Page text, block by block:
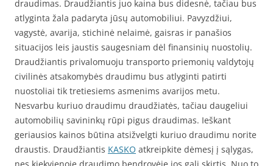
draudimas. Draudžiantis juo kaina bus didesnė, tačiau bus
atlyginta žala padaryta jūsų automobiliui. Pavyzdžiui,
vagystė, avarija, stichinė nelaimė, gaisras ir panašios
situacijos leis jaustis saugesniam dėl finansinių nuostolių.
Draudžiantis privalomuoju transporto priemonių valdytojų
civilinės atsakomybės draudimu bus atlyginti patirti
nuostoliai tik tretiesiems asmenims avarijos metu.
Nesvarbu kuriuo draudimu draudžiatės, tačiau daugeliui
automobilių savininkų rūpi pigus draudimas. Ieškant
geriausios kainos būtina atsižvelgti kuriuo draudimu norite
draustis. Draudžiantis KASKO atkreipkite dėmesį į sąlygas,